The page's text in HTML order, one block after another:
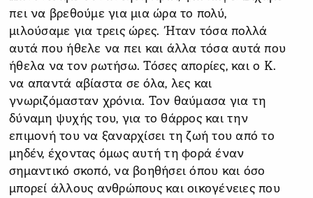
πει να βρεθούμε για μια ώρα το πολύ,
μιλούσαμε για τρεις ώρες. Ήταν τόσα πολλά
αυτά που ήθελε να πει και άλλα τόσα αυτά που
ήθελα να τον ρωτήσω. Τόσες απορίες, και ο Κ.
να απαντά αβίαστα σε όλα, λες και
γνωριζόμασταν χρόνια. Τον θαύμασα για τη
δύναμη ψυχής του, για το θάρρος και την
επιμονή του να ξαναρχίσει τη ζωή του από το
μηδέν, έχοντας όμως αυτή τη φορά έναν
σημαντικό σκοπό, να βοηθήσει όπου και όσο
μπορεί άλλους ανθρώπους και οικογένειες που